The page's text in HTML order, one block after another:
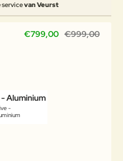
servicevan Veurst
€799,00 €999,00
-